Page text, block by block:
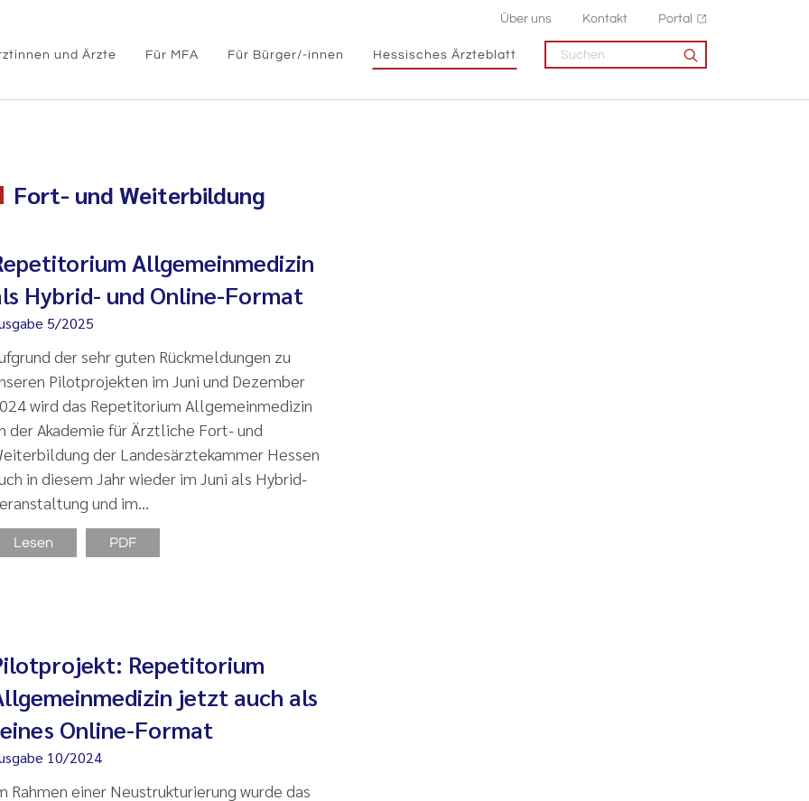
Über uns Kontakt Portal
und Ärzte Für MFA Für Bürger/-innen Hessisches Ärzteblatt
Fort- und Weiterbildung
Allgemeinmedizin
Hybrid- und Online-Format
5/2025
der sehr guten Rückmeldungen zu
Pilotprojekten im Juni und Dezember
wird das Repetitorium Allgemeinmedizin
der Akademie für Ärztliche Fort- und
der Landesärztekammer Hessen
in diesem Jahr wieder im Juni als Hybrid-
und im…
Lesen PDF
Repetitorium
jetzt auch als
Online-Format
10/2024
Rahmen einer Neustrukturierung wurde das